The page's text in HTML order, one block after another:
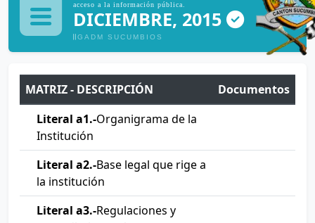
acceso a la información pública.
DICIEMBRE, 2015
GADM SUCUMBIOS
MATRIZ - DESCRIPCIÓN
Documentos
Literal a1.-Organigrama de la
Institución
Literal a2.-Base legal que rige a
la institución
Literal a3.-Regulaciones y